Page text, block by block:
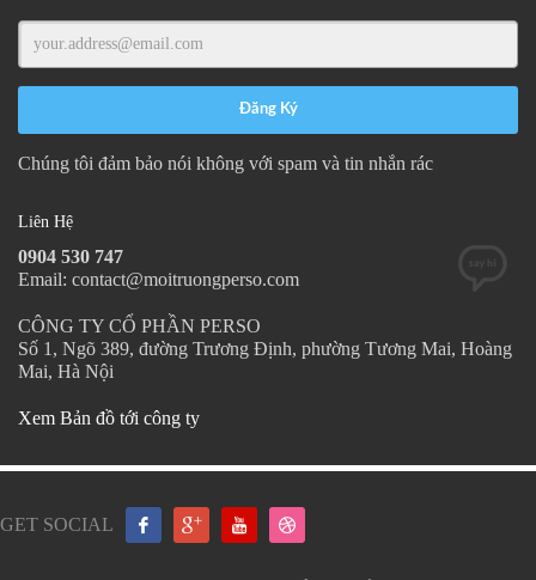
Chúng tôi đảm bảo nói không với spam và tin nhắn rác
Liên Hệ
0904 530 747
Email: contact@moitruongperso.com
CÔNG TY CỔ PHẦN PERSO
Số 1, Ngõ 389, đường Trương Định, phường Tương Mai, Hoàng
Mai, Hà Nội
Xem Bản đồ tới công ty
GET SOCIAL